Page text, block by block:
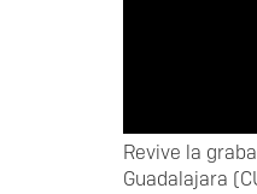
Revive la
Guadalajara